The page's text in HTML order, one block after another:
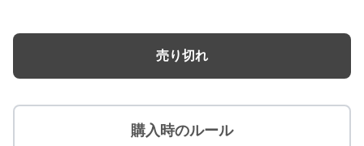
売り切れ
購入時のルール